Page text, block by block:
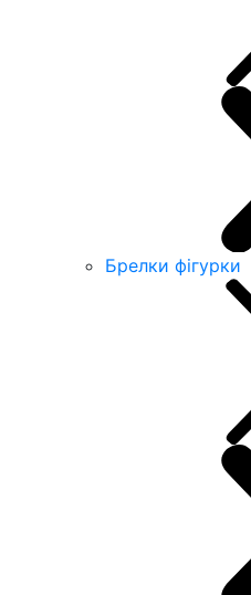
Брелки фігурки